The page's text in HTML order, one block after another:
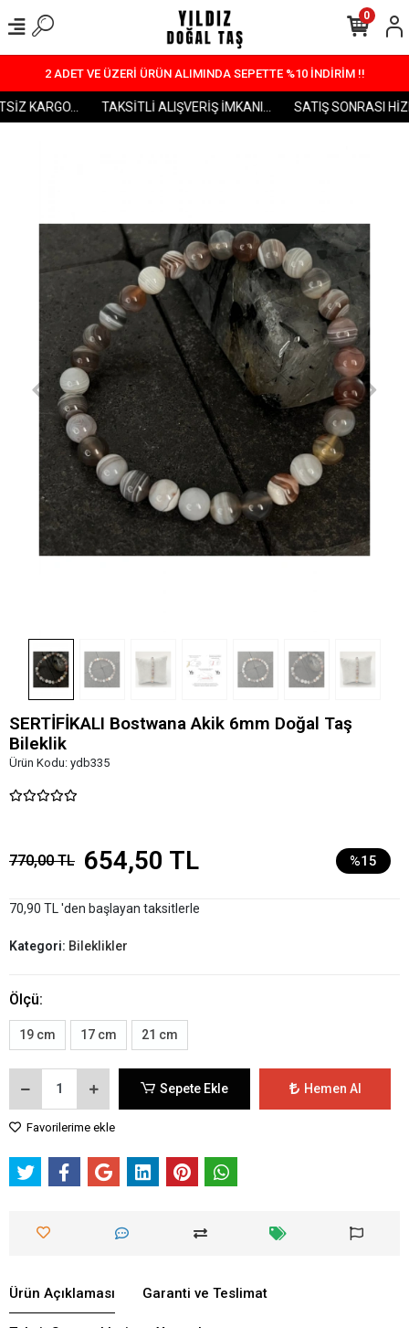
2 ADET VE ÜZERİ ÜRÜN ALIMINDA SEPETTE %10 İNDİRİM !!
KARGO... TAKSİTLİ ALIŞVERİŞ İMKANI... SATIŞ SONRASI
0
SERTİFİKALI Bostwana Akik 6mm Doğal Taş
Bileklik
Ürün Kodu: ydb335
770,00 TL 654,50 TL %15
70,90 TL 'den başlayan taksitlerle
Kategori: Bileklikler
Ölçü:
19 cm 17 cm 21 cm
Sepete Ekle Hemen Al
Favorilerime ekle
Ürün Açıklaması Garanti ve Teslimat